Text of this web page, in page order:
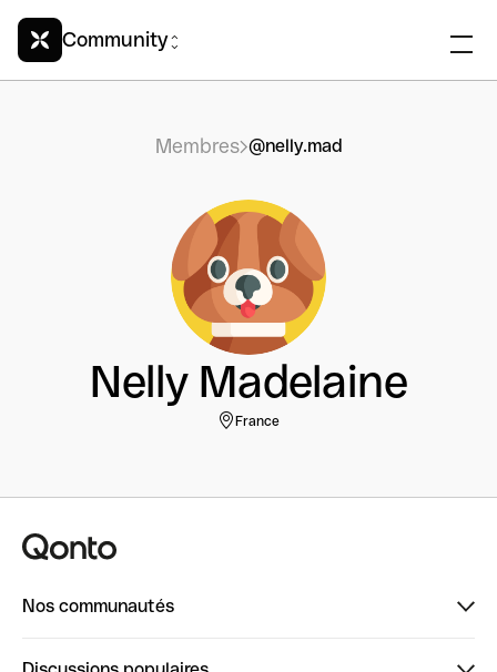
Community
Membres @nelly.mad
Nelly Madelaine
France
Nos communautés